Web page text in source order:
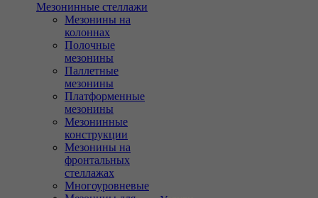
Мезонинные стеллажи
Мезонины на
колоннах
Полочные
мезонины
Паллетные
мезонины
Платформенные
мезонины
Мезонинные
конструкции
Мезонины на
фронтальных
стеллажах
Многоуровневые